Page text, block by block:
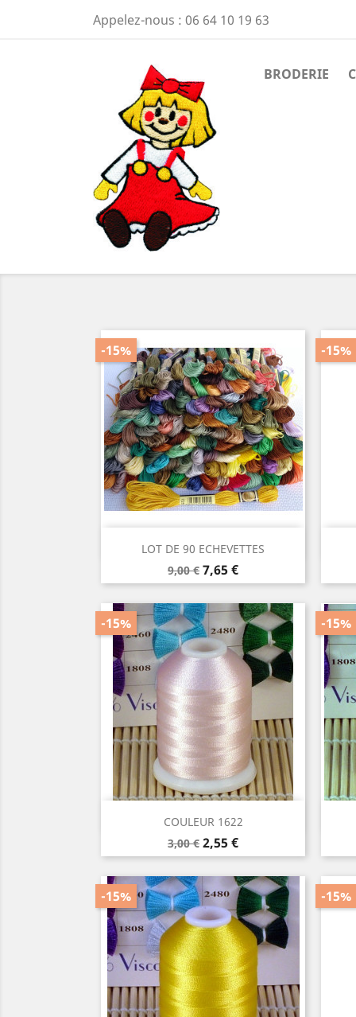
Appelez-nous : 06 64 10 19 63
BRODERIE
LOT DE 90 ECHEVETTES
Prix
de
base
9,00 €
-15%
Prix
7,65 €
Aperçu rapide
-15%
COULEUR 1622
Prix
de
base
3,00 €
-15%
Prix
2,55 €
Aperçu rapide
-15%
-15% -15%